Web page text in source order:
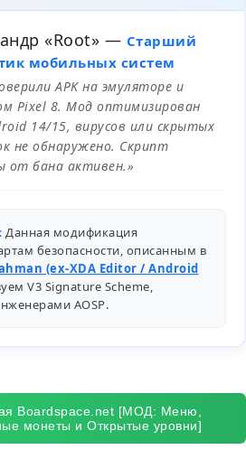
«Root» — Старший
мобильных систем
APK на эмуляторе и
Pixel 8. Мод оптимизирован
14/15, вирусов или скрытых
не обнаружено. Скрипт
от бана активен.»
Данная модификация
безопасности, описанным в
(ex-XDA Editor / Android
V3 Signature Scheme,
AOSP.
Boardspace.net [МОД: Меню,
монеты и Открытые уровни]